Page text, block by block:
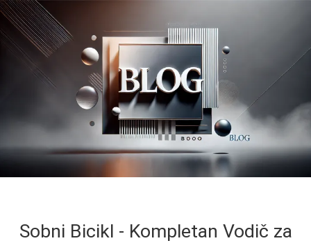
Sobni Bicikl - Kompletan Vodič za